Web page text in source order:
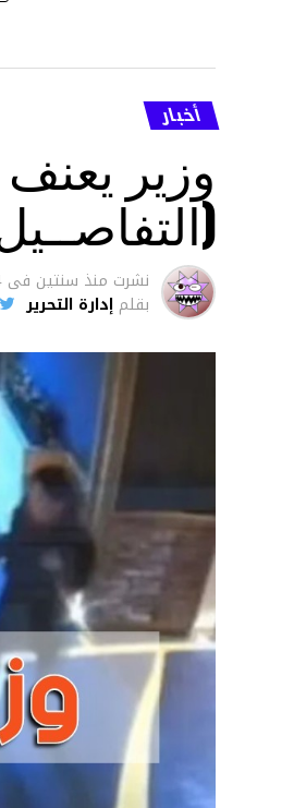
أخبار
وزير
نشرت منذ سنتين فى
بقلم إدارة التحرير